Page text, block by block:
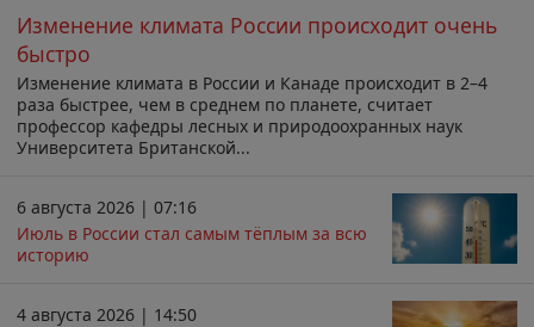
Изменение климата России происходит очень
быстро
Изменение климата в России и Канаде происходит в 2–4
раза быстрее, чем в среднем по планете, считает
профессор кафедры лесных и природоохранных наук
Университета Британской...
6 августа 2026 | 07:16
Июль в России стал самым тёплым за всю
историю
4 августа 2026 | 14:50